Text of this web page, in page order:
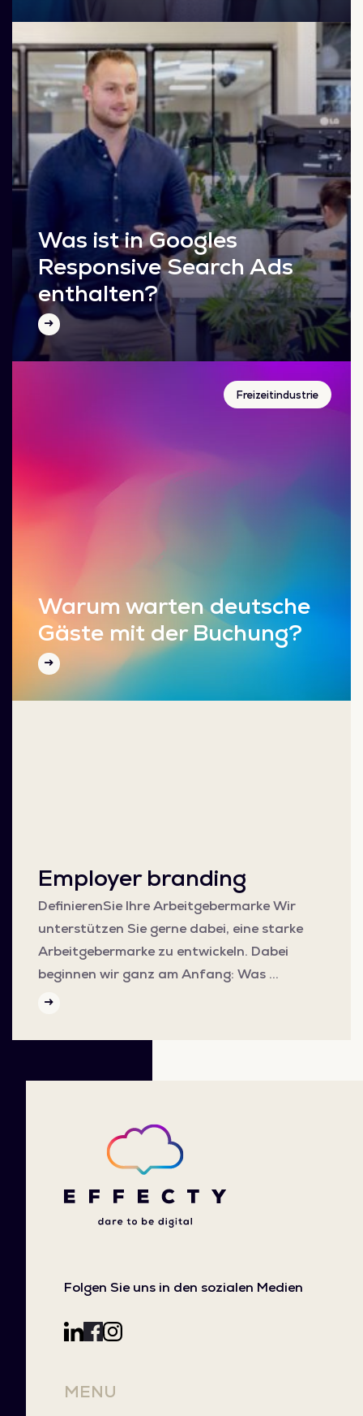
Was ist in Googles
Responsive Search Ads
enthalten?
Freizeitindustrie
Warum warten deutsche
Gäste mit der Buchung?
Employer branding
DefinierenSie Ihre Arbeitgebermarke Wir
unterstützen Sie gerne dabei, eine starke
Arbeitgebermarke zu entwickeln. Dabei
beginnen wir ganz am Anfang: Was …
Folgen Sie uns in den sozialen Medien
MENU